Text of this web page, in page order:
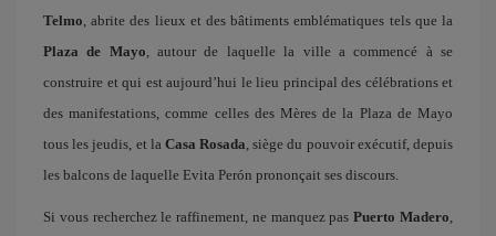
Telmo, abrite des lieux et des bâtiments emblématiques tels que la
Plaza de Mayo, autour de laquelle la ville a commencé à se
construire et qui est aujourd’hui le lieu principal des célébrations et
des manifestations, comme celles des Mères de la Plaza de Mayo
tous les jeudis, et la Casa Rosada, siège du pouvoir exécutif, depuis
les balcons de laquelle Evita Perón prononçait ses discours.
Si vous recherchez le raffinement, ne manquez pasPuerto Madero,